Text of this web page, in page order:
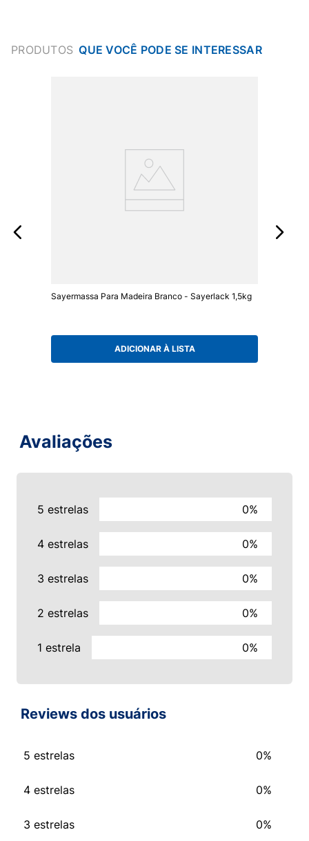
PRODUTOS
Sayermassa Para Madeira Branco - Sayerlack 1,5kg
ADICIONAR À LISTA
Avaliações
5 estrelas 0%
4 estrelas 0%
3 estrelas 0%
2 estrelas 0%
1 estrela 0%
Reviews dos usuários
5 estrelas 0%
4 estrelas 0%
3 estrelas 0%